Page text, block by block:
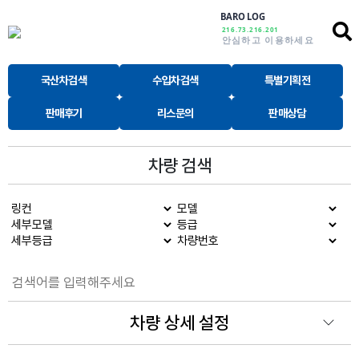
국산차검색 수입차검색 특별기획전
판매후기 리스문의 판매상담
차량 검색
차량 상세 설정
BARO LOG
216.73.216.201
안심하고 이용하세요